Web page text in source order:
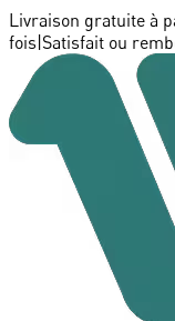
Livraison gratuite à
fois Satisfait ou